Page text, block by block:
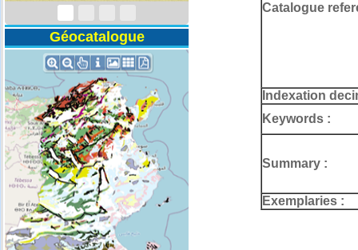
Géocatalogue
Catalogue
Indexation
Keywords :
Summary :
Exemplaries :